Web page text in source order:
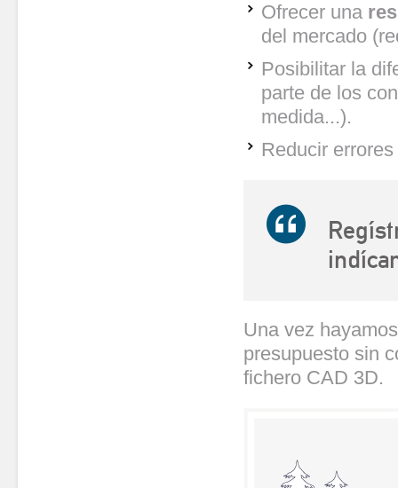
Ofrecer una
del mercado
Posibilitar la
parte de los
medida...).
Reducir
Una vez
presupuesto sin
fichero CAD 3D.